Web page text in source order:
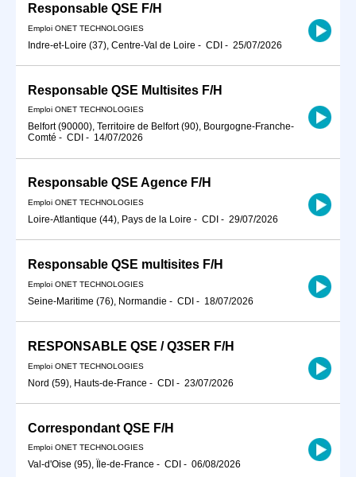
Responsable QSE F/H
Emploi ONET TECHNOLOGIES
Indre-et-Loire (37), Centre-Val de Loire - CDI - 25/07/2026
Responsable QSE Multisites F/H
Emploi ONET TECHNOLOGIES
Belfort (90000), Territoire de Belfort (90), Bourgogne-Franche-
Comté - CDI - 14/07/2026
Responsable QSE Agence F/H
Emploi ONET TECHNOLOGIES
Loire-Atlantique (44), Pays de la Loire - CDI - 29/07/2026
Responsable QSE multisites F/H
Emploi ONET TECHNOLOGIES
Seine-Maritime (76), Normandie - CDI - 18/07/2026
RESPONSABLE QSE / Q3SER F/H
Emploi ONET TECHNOLOGIES
Nord (59), Hauts-de-France - CDI - 23/07/2026
Correspondant QSE F/H
Emploi ONET TECHNOLOGIES
Val-d'Oise (95), Île-de-France - CDI - 06/08/2026